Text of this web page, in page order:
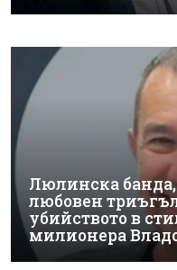
Люлинска
любовен
убийството в
милионера